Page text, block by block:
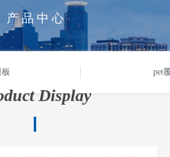
产 品 中 心
pet
Display